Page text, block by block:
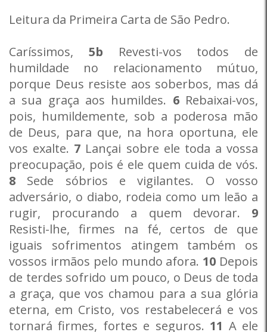
Leitura da Primeira Carta de São Pedro.
Caríssimos, 5b Revesti-vos todos de
humildade no relacionamento mútuo,
porque Deus resiste aos soberbos, mas dá
a sua graça aos humildes. 6Rebaixai-vos,
pois, humildemente, sob a poderosa mão
de Deus, para que, na hora oportuna, ele
vos exalte. 7 Lançai sobre ele toda a vossa
preocupação, pois é ele quem cuida de vós.
8 Sede sóbrios e vigilantes. O vosso
adversário, o diabo, rodeia como um leão a
rugir, procurando a quem devorar. 9
Resisti-lhe, firmes na fé, certos de que
iguais sofrimentos atingem também os
vossos irmãos pelo mundo afora. 10 Depois
de terdes sofrido um pouco, o Deus de toda
a graça, que vos chamou para a sua glória
eterna, em Cristo, vos restabelecerá e vos
tornará firmes, fortes e seguros. 11 A ele